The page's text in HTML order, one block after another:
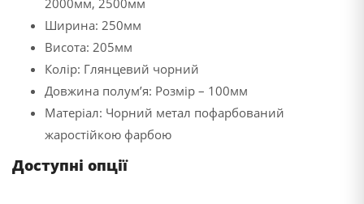
2000мм, 2500мм
Ширина: 250мм
Висота: 205мм
Колір: Глянцевий чорний
Довжина полум’я: Розмір – 100мм
Матеріал: Чорний метал пофарбований
жаростійкою фарбою
Доступні опції